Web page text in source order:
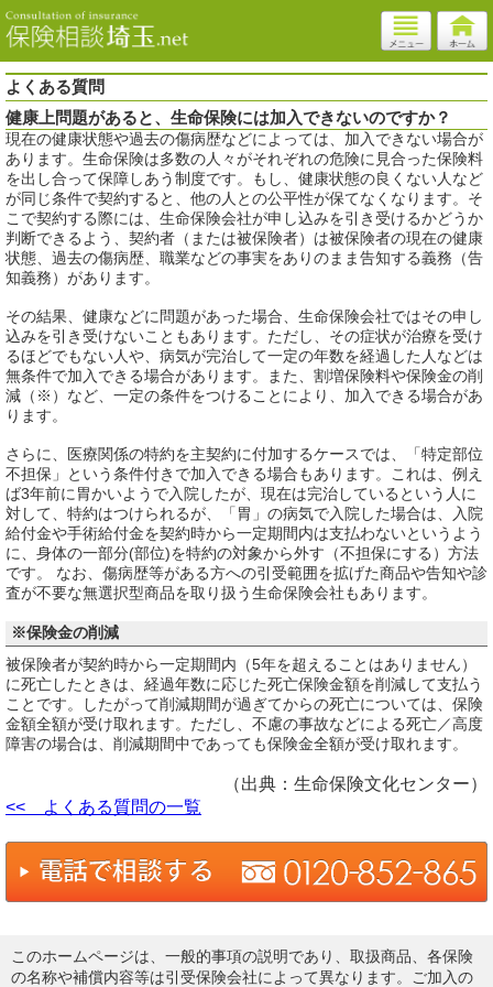
よくある質問
健康上問題があると、生命保険には加入できないのですか？
現在の健康状態や過去の傷病歴などによっては、加入できない場合が
あります。生命保険は多数の人々がそれぞれの危険に見合った保険料
を出し合って保障しあう制度です。もし、健康状態の良くない人など
が同じ条件で契約すると、他の人との公平性が保てなくなります。そ
こで契約する際には、生命保険会社が申し込みを引き受けるかどうか
判断できるよう、契約者（または被保険者）は被保険者の現在の健康
状態、過去の傷病歴、職業などの事実をありのまま告知する義務（告
知義務）があります。
その結果、健康などに問題があった場合、生命保険会社ではその申し
込みを引き受けないこともあります。ただし、その症状が治療を受け
るほどでもない人や、病気が完治して一定の年数を経過した人などは
無条件で加入できる場合があります。また、割増保険料や保険金の削
減（※）など、一定の条件をつけることにより、加入できる場合があ
ります。
さらに、医療関係の特約を主契約に付加するケースでは、「特定部位
不担保」という条件付きで加入できる場合もあります。これは、例え
ば3年前に胃かいようで入院したが、現在は完治しているという人に
対して、特約はつけられるが、「胃」の病気で入院した場合は、入院
給付金や手術給付金を契約時から一定期間内は支払わないというよう
に、身体の一部分(部位)を特約の対象から外す（不担保にする）方法
です。 なお、傷病歴等がある方への引受範囲を拡げた商品や告知や診
査が不要な無選択型商品を取り扱う生命保険会社もあります。
※保険金の削減
被保険者が契約時から一定期間内（5年を超えることはありません）
に死亡したときは、経過年数に応じた死亡保険金額を削減して支払う
ことです。したがって削減期間が過ぎてからの死亡については、保険
金額全額が受け取れます。ただし、不慮の事故などによる死亡／高度
障害の場合は、削減期間中であっても保険金全額が受け取れます。
（出典：生命保険文化センター）
<< よくある質問の一覧
このホームページは、一般的事項の説明であり、取扱商品、各保険
の名称や補償内容等は引受保険会社によって異なります。ご加入の